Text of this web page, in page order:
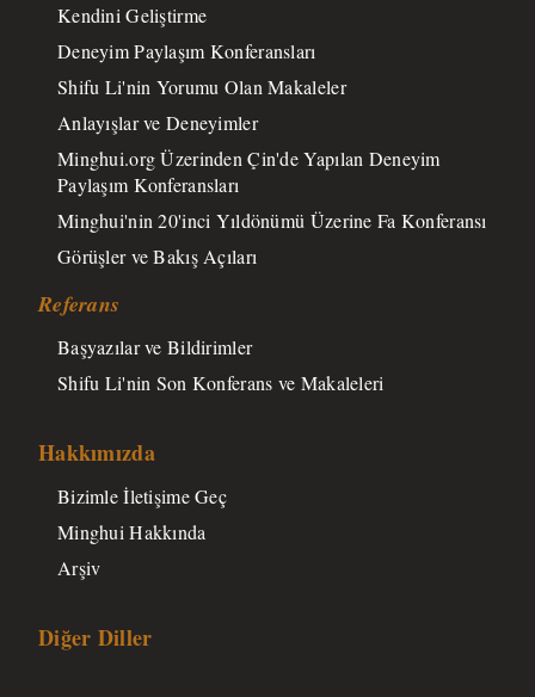
Kendini Geliştirme
Deneyim Paylaşım Konferansları
Shifu Li'nin Yorumu Olan Makaleler
Anlayışlar ve Deneyimler
Minghui.org Üzerinden Çin'de Yapılan Deneyim
Paylaşım Konferansları
Minghui'nin 20'inci Yıldönümü Üzerine Fa Konferansı
Görüşler ve Bakış Açıları
Referans
Başyazılar ve Bildirimler
Shifu Li'nin Son Konferans ve Makaleleri
Hakkımızda
Bizimle İletişime Geç
Minghui Hakkında
Arşiv
Diğer Diller